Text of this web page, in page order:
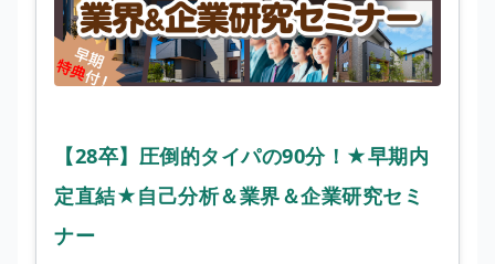
【28卒】圧倒的タイパの90分！★早期内
定直結★自己分析＆業界＆企業研究セミ
ナー